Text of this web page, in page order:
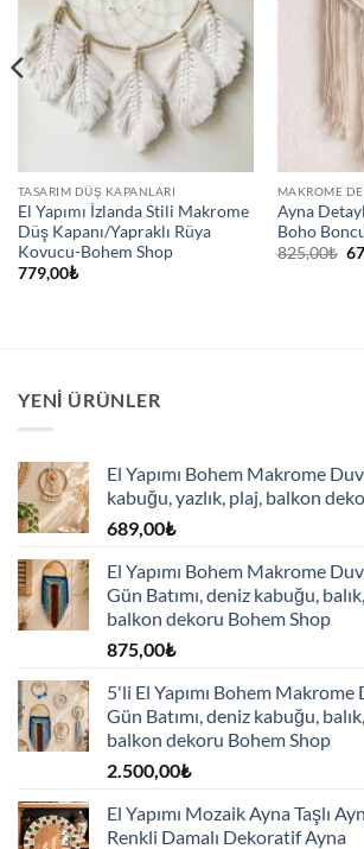
TASARIM DÜŞ KAPANLARI
El Yapımı İzlanda Stili Makrome
Düş Kapanı/Yapraklı Rüya
Kovucu-Bohem Shop
779,00₺
MAKROME
Ayna
Boho
825,00₺
YENI ÜRÜNLER
El Yapımı Bohem Makrome
kabuğu, yazlık, plaj, balkon
689,00₺
El Yapımı Bohem Makrome
Gün Batımı, deniz kabuğu,
balkon dekoru Bohem Shop
875,00₺
5'li El Yapımı Bohem Makrome
Gün Batımı, deniz kabuğu,
balkon dekoru Bohem Shop
2.500,00₺
El Yapımı Mozaik Ayna Taşlı
Renkli Damalı Dekoratif Ayna